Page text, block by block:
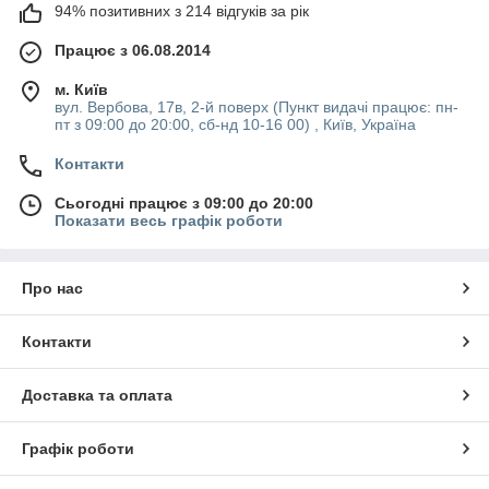
фірмової продукції, а також гнучкою ціновою політикою. Ми
товарів. Купити таку продукцію, як лампа для мікрохвильовки
можна легко в два кліка.
Якщо у вас виникли питання з приводу оформлення
замовлення або доставки, ви може звернутися за допомогою
по всіх містах України.
94% позитивних з 214 відгуків за рік
Працює з 06.08.2014
м. Київ
вул. Вербова, 17в, 2-й поверх (Пункт видачі працює: пн-
пт з 09:00 до 20:00, сб-нд 10-16 00) , Київ, Україна
Контакти
Сьогодні працює з 09:00 до 20:00
Показати весь графік роботи
Про нас
Контакти
Доставка та оплата
Графік роботи